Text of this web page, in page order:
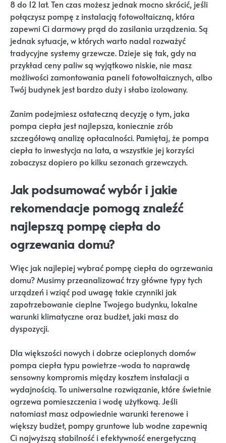
8 do 12 lat. Ten czas możesz jednak mocno skrócić, jeśli
połączysz pompę z instalacją fotowoltaiczną, która
zapewni Ci darmowy prąd do zasilania urządzenia. Są
jednak sytuacje, w których warto nadal rozważyć
tradycyjne systemy grzewcze. Dzieje się tak, gdy na
przykład ceny paliw są wyjątkowo niskie, nie masz
możliwości zamontowania paneli fotowoltaicznych, albo
Twój budynek jest bardzo duży i słabo izolowany.
Zanim podejmiesz ostateczną decyzję o tym, jaka
pompa ciepła jest najlepsza, koniecznie zrób
szczegółową analizę opłacalności. Pamiętaj, że pompa
ciepła to inwestycja na lata, a wszystkie jej korzyści
zobaczysz dopiero po kilku sezonach grzewczych.
Jak podsumować wybór i jakie
rekomendacje pomogą znaleźć
najlepszą pompę ciepła do
ogrzewania domu?
Więc jak najlepiej wybrać pompę ciepła do ogrzewania
domu? Musimy przeanalizować trzy główne typy tych
urządzeń i wziąć pod uwagę takie czynniki jak
zapotrzebowanie cieplne Twojego budynku, lokalne
warunki klimatyczne oraz budżet, jaki masz do
dyspozycji.
Dla większości nowych i dobrze ocieplonych domów
pompa ciepła typu powietrze-woda to naprawdę
sensowny kompromis między kosztem instalacji a
wydajnością. To uniwersalne rozwiązanie, które świetnie
ogrzewa pomieszczenia i wodę użytkową. Jeśli
natomiast masz odpowiednie warunki terenowe i
większy budżet, pompy gruntowe lub wodne zapewnią
Ci najwyższą stabilność i efektywność energetyczną